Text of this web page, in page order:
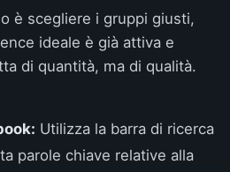
è scegliere i gruppi giusti,
ideale è già attiva e
di quantità, ma di qualità.
Utilizza la barra di ricerca
parole chiave relative alla